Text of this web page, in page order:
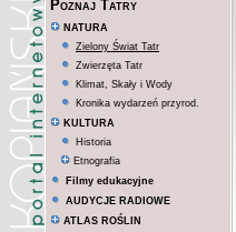
Poznaj Tatry
NATURA
Zielony Świat Tatr
Zwierzęta Tatr
Klimat, Skały i Wody
Kronika wydarzeń przyrod.
KULTURA
Historia
Etnografia
Filmy edukacyjne
AUDYCJE RADIOWE
ATLAS ROŚLIN